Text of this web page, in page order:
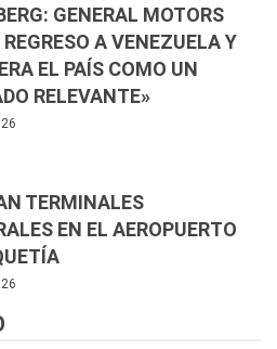
GENERAL MOTORS
A VENEZUELA Y
EL PAÍS COMO UN
RELEVANTE»
TERMINALES
EN EL AEROPUERTO